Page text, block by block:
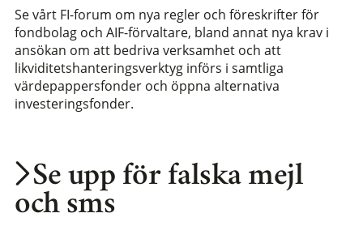
Se upp för falska mejl
och sms
Se vårt FI-forum om nya regler och föreskrifter för
fondbolag och AIF-förvaltare, bland annat nya krav i
ansökan om att bedriva verksamhet och att
likviditetshanteringsverktyg införs i samtliga
värdepappersfonder och öppna alternativa
investeringsfonder.